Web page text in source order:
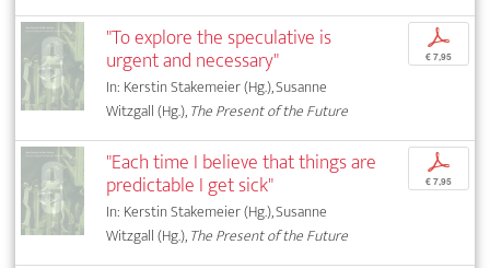
"To explore the speculative is
urgent and necessary"
In: Kerstin Stakemeier (Hg.), Susanne
Witzgall (Hg.),The Present of the Future
p
€ 7,95
"Each time I believe that things are
predictable I get sick"
In: Kerstin Stakemeier (Hg.), Susanne
Witzgall (Hg.),The Present of the Future
p
€ 7,95